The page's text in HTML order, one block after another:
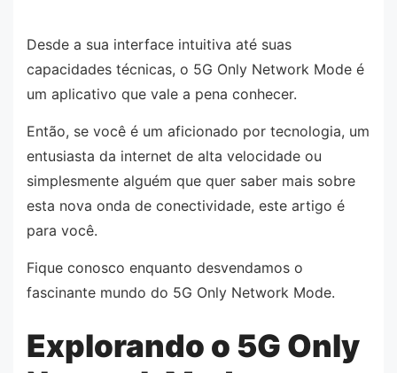
Desde a sua interface intuitiva até suas
capacidades técnicas, o 5G Only Network Mode é
um aplicativo que vale a pena conhecer.
Então, se você é um aficionado por tecnologia, um
entusiasta da internet de alta velocidade ou
simplesmente alguém que quer saber mais sobre
esta nova onda de conectividade, este artigo é
para você.
Fique conosco enquanto desvendamos o
fascinante mundo do 5G Only Network Mode.
Explorando o 5G Only